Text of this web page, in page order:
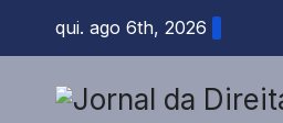
content
qui. ago 6th, 2026